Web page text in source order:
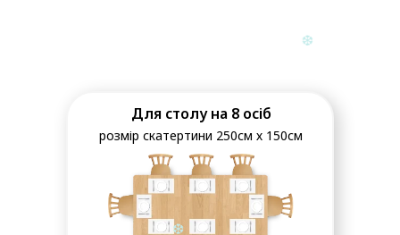
розмір скатертини 250см х 150см
Для столу на 8 осіб